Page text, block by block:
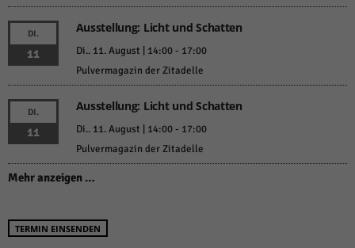
DI.
11
Ausstellung: Licht und Schatten
Di.. 11. August | 14:00- 17:00
Pulvermagazin der Zitadelle
DI.
11
Ausstellung: Licht und Schatten
Di.. 11. August | 14:00- 17:00
Pulvermagazin der Zitadelle
Mehr anzeigen …
TERMIN EINSENDEN